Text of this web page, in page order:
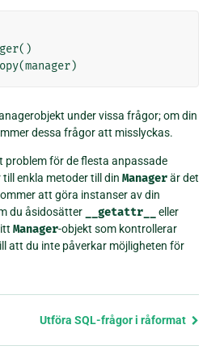
()
(manager)
under vissa frågor; om din
dessa frågor att misslyckas.
problem för de flesta anpassade
enkla metoder till din Managerär det
att göra instanser av din
du åsidosätter __getattr__
eller
Manager-objekt som kontrollerar
att du inte påverkar möjligheten för
Utföra SQL-frågor i råformat